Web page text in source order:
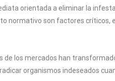
orientada a eliminar la
normativo son factores
de los mercados han
organismos indeseados